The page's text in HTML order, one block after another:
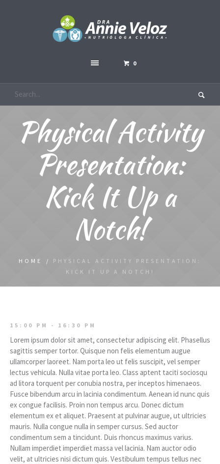
0
Physical Activity
Presentation:
Kick It Up a
Notch!
HOME / PHYSICAL ACTIVITY PRESENTATION:
KICK IT UP A NOTCH!
15:00 PM - 16:30 PM
Lorem ipsum dolor sit amet, consectetur adipiscing elit. Phasellus
sagittis semper tortor. Quisque non felis elementum augue
ullamcorper laoreet. Nam porta leo ut felis suscipit, vel semper
lectus vehicula. Nulla vitae porta leo. Class aptent taciti sociosqu
ad litora torquent per conubia nostra, per inceptos himenaeos.
Fusce bibendum arcu in lacinia condimentum. Aenean id nunc quis
ex congue facilisis. Proin non tempus arcu. Donec dictum
elementum ex et aliquet. Praesent at pulvinar augue, ut ultricies
mauris. Nulla congue nulla in semper cursus. Sed auctor
condimentum sem a tincidunt. Duis rhoncus maximus varius.
Nullam imperdiet imperdiet massa vel lacinia. Nam auctor odio
velit, at ultricies nisi dictum quis. Vestibulum tempus tellus nec